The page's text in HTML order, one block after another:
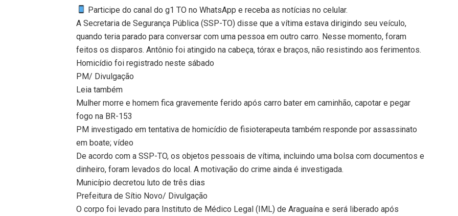
Participe do canal do g1 TO no WhatsApp e receba as notícias no celular.
A Secretaria de Segurança Pública (SSP-TO) disse que a vítima estava dirigindo seu veículo,
quando teria parado para conversar com uma pessoa em outro carro. Nesse momento, foram
feitos os disparos. Antônio foi atingido na cabeça, tórax e braços, não resistindo aos ferimentos.
Homicídio foi registrado neste sábado
PM/ Divulgação
Leia também
Mulher morre e homem fica gravemente ferido após carro bater em caminhão, capotar e pegar
fogo na BR-153
PM investigado em tentativa de homicídio de fisioterapeuta também responde por assassinato
em boate; vídeo
De acordo com a SSP-TO, os objetos pessoais de vítima, incluindo uma bolsa com documentos e
dinheiro, foram levados do local. A motivação do crime ainda é investigada.
Município decretou luto de três dias
Prefeitura de Sítio Novo/ Divulgação
O corpo foi levado para Instituto de Médico Legal (IML) de Araguaína e será liberado após